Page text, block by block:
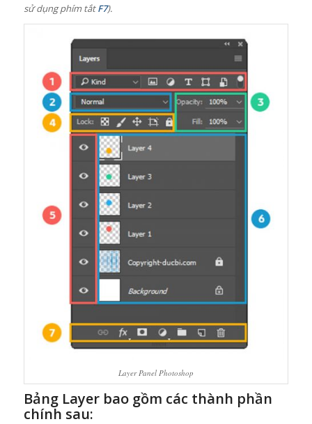
sử dụng phím tắtF7).
Layer Panel Photoshop
Bảng Layer bao gồm các thành phần
chính sau: